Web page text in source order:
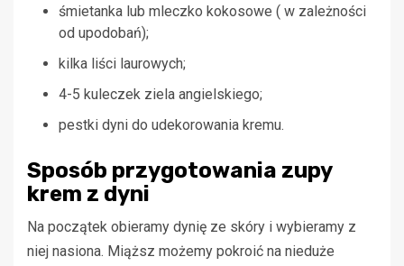
śmietanka lub mleczko kokosowe ( w zależności
od upodobań);
kilka liści laurowych;
4-5 kuleczek ziela angielskiego;
pestki dyni do udekorowania kremu.
Sposób przygotowania zupy
krem z dyni
Na początek obieramy dynię ze skóry i wybieramy z
niej nasiona. Miąższ możemy pokroić na nieduże